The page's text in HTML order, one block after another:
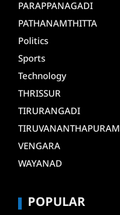
PARAPPANAGADI
PATHANAMTHITTA
Politics
Sports
Technology
THRISSUR
TIRURANGADI
TIRUVANANTHAPURAM
VENGARA
WAYANAD
POPULAR